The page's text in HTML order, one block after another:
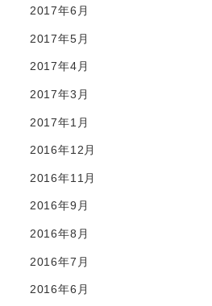
2017年6月
2017年5月
2017年4月
2017年3月
2017年1月
2016年12月
2016年11月
2016年9月
2016年8月
2016年7月
2016年6月